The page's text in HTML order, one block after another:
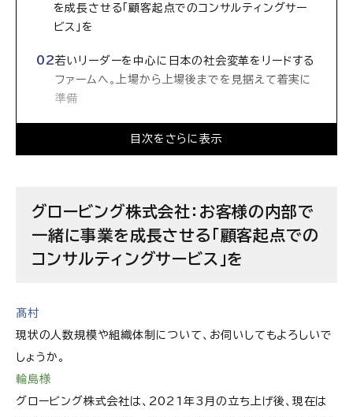
目次をさらに表示
を成長させる「顧客起点でのコンサルティングサー
ビス」を
若いリーダーを中心に日本の社会変革をリードする
ファームへ。上場から上場後までを見据えて着実に
準備
「勝たせるコンサル/Passion For Winning」に
ジーファーム
規模は追わず、精鋭メンバーで日本を代表する企業
の変革を行う
チャー企業でもある
グロービング株式会社：お客様の内部で
一緒に事業を成長させる「顧客起点での
コンサルティングサービス」を
髙村
現状の 人数規模や組織体制について、お伺いしてもよろしいで
しょうか。
輪島様
グロービング株式会社は、2021年3月の立ち上げ後、現在は